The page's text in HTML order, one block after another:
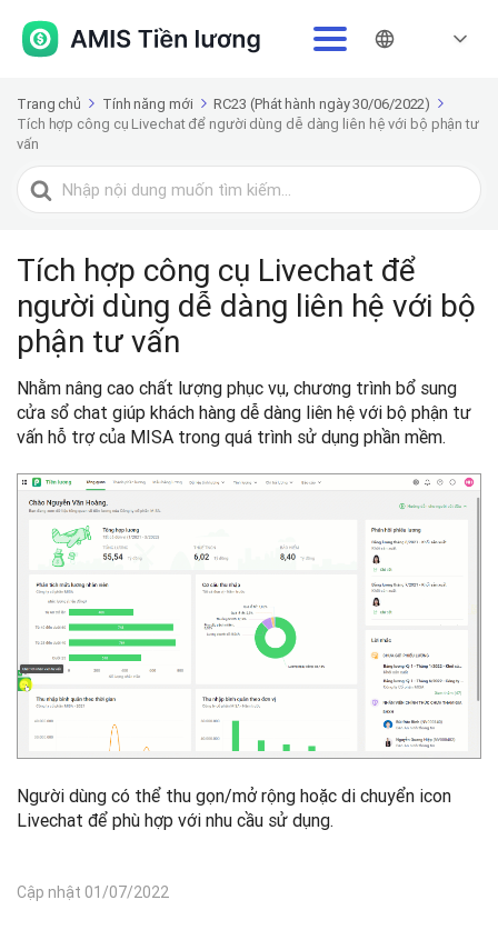
Trang chủ Tính năng mới
RC23 (Phát hành ngày 30/06/2022)
Tích hợp công cụ Livechat để người dùng dễ dàng liên hệ với bộ phận tư
vấn
Tìm
kiếm
Tích hợp công cụ Livechat để
người dùng dễ dàng liên hệ với bộ
phận tư vấn
Nhằm nâng cao chất lượng phục vụ, chương trình bổ sung
cửa sổ chat giúp khách hàng dễ dàng liên hệ với bộ phận tư
vấn hỗ trợ của MISA trong quá trình sử dụng phần mềm.
Người dùng có thể thu gọn/mở rộng hoặc di chuyển icon
Livechat để phù hợp với nhu cầu sử dụng.
Cập nhật 01/07/2022